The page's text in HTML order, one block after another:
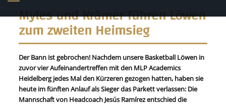
Myles und Krämer führen Löwen
zum zweiten Heimsieg
Der Bann ist gebrochen! Nachdem unsere Basketball Löwen in
zuvor vier Aufeinandertreffen mit den MLP Academics
Heidelberg jedes Mal den Kürzeren gezogen hatten, haben sie
heute im fünften Anlauf als Sieger das Parkett verlassen: Die
Mannschaft von Headcoach Jesús Ramírez entschied die